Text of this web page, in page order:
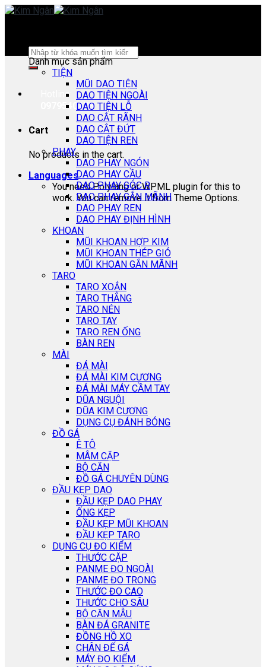
Skip
Search
for:
Hotline:
0979540178
Cart
No products in the cart.
Languages
You need Polylang or WPML plugin for this to
work. You can remove it from Theme Options.
Danh mục sản phẩm
TIỆN
MŨI DAO TIỆN
DAO TIỆN NGOÀI
DAO TIỆN LỖ
DAO CẮT RÃNH
DAO CẮT ĐỨT
DAO TIỆN REN
PHAY
DAO PHAY NGÓN
DAO PHAY CẦU
DAO PHAY GÓC R
DAO PHAY GẮN MÃNH
DAO PHAY REN
DAO PHAY ĐỊNH HÌNH
KHOAN
MŨI KHOAN HỢP KIM
MŨI KHOAN THÉP GIÓ
MŨI KHOAN GẮN MÃNH
TARO
TARO XOẮN
TARO THẲNG
TARO NÉN
TARO TAY
TARO REN ỐNG
BÀN REN
MÀI
ĐÁ MÀI
ĐÁ MÀI KIM CƯƠNG
ĐÁ MÀI MÁY CẦM TAY
DŨA NGUỘI
DŨA KIM CƯƠNG
DỤNG CỤ ĐÁNH BÓNG
ĐỒ GÁ
Ê TÔ
MÂM CẶP
BỘ CĂN
ĐỒ GÁ CHUYÊN DÙNG
ĐẦU KẸP DAO
ĐẦU KẸP DAO PHAY
ỐNG KẸP
ĐẦU KẸP MŨI KHOAN
ĐẦU KẸP TARO
DỤNG CỤ ĐO KIỂM
THƯỚC CẶP
PANME ĐO NGOÀI
PANME ĐO TRONG
THƯỚC ĐO CAO
THƯỚC CHO SÂU
BỘ CĂN MẪU
BÀN ĐÁ GRANITE
ĐỒNG HỒ XO
CHÂN ĐẾ GÁ
MÁY ĐO KIỂM